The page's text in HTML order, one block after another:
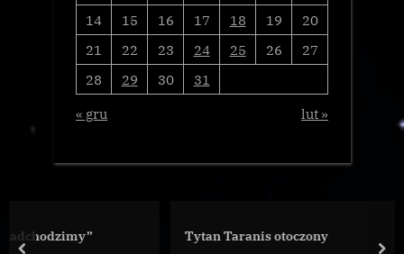
14
15 16 17 18 19
20
21
22 23 24 25 26
27
28
29 30
31
« gru
lut »
Tytan Taranis otoczony